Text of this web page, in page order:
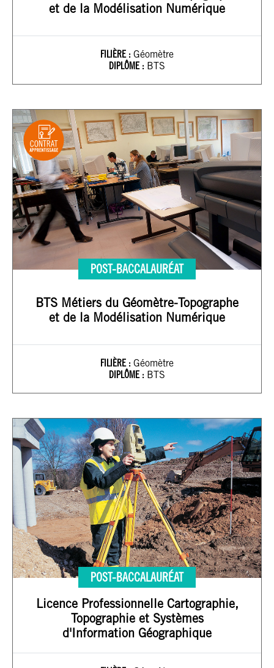
et de la Modélisation Numérique
FILIÈRE : Géomètre
DIPLÔME : BTS
POST-BACCALAURÉAT
BTS Métiers du Géomètre-Topographe
et de la Modélisation Numérique
FILIÈRE : Géomètre
DIPLÔME : BTS
POST-BACCALAURÉAT
Licence Professionnelle Cartographie,
Topographie et Systèmes
d'Information Géographique